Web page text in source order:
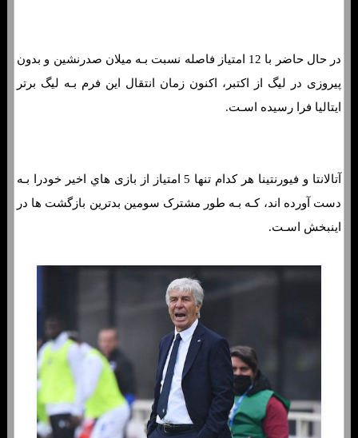
در حال حاضر با 12 امتیاز فاصله نسبت بـه میلان صدرنشین و بدون
پیروزی در لیگ از اکتبر، اکنون زمان انتقال این فرم بـه لیگ برتر
ایتالیا فرا رسیده اسـت.
آتالانتا و فیورنتینا هر کدام تنها 5 امتیاز از بازی هاي‌ اخیر خودرا بـه
دست آورده اند، کـه بـه طور مشترک سومین بدترین بازگشت ها در
اینبخش اسـت.